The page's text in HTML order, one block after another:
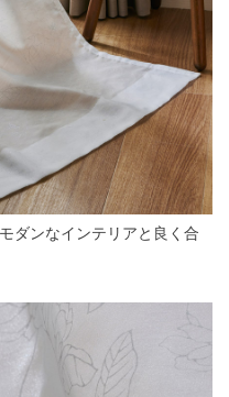
ダンなインテリアと良く合